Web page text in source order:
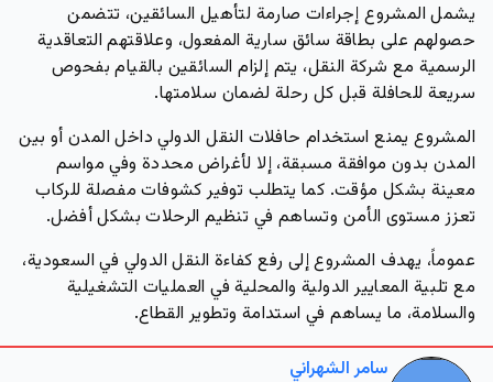
يشمل المشروع إجراءات صارمة لتأهيل السائقين، تتضمن
حصولهم على بطاقة سائق سارية المفعول، وعلاقتهم التعاقدية
الرسمية مع شركة النقل، يتم إلزام السائقين بالقيام بفحوص
سريعة للحافلة قبل كل رحلة لضمان سلامتها.
المشروع يمنع استخدام حافلات النقل الدولي داخل المدن أو بين
المدن بدون موافقة مسبقة، إلا لأغراض محددة وفي مواسم
معينة بشكل مؤقت. كما يتطلب توفير كشوفات مفصلة للركاب
تعزز مستوى الأمن وتساهم في تنظيم الرحلات بشكل أفضل.
عموماً، يهدف المشروع إلى رفع كفاءة النقل الدولي في السعودية،
مع تلبية المعايير الدولية والمحلية في العمليات التشغيلية
والسلامة، ما يساهم في استدامة وتطوير القطاع.
سامر الشهراني